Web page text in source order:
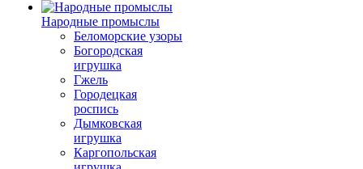
Народные промыслы
Беломорские узоры
Богородская
игрушка
Гжель
Городецкая
роспись
Дымковская
игрушка
Каргопольская